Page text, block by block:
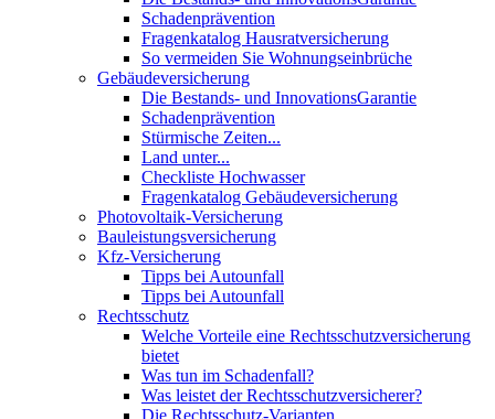
Schadenprävention
Fragenkatalog Hausratversicherung
So vermeiden Sie Wohnungseinbrüche
Gebäudeversicherung
Die Bestands- und InnovationsGarantie
Schadenprävention
Stürmische Zeiten...
Land unter...
Checkliste Hochwasser
Fragenkatalog Gebäudeversicherung
Photovoltaik-Versicherung
Bauleistungsversicherung
Kfz-Versicherung
Tipps bei Autounfall
Tipps bei Autounfall
Rechtsschutz
Welche Vorteile eine Rechtsschutzversicherung
bietet
Was tun im Schadenfall?
Was leistet der Rechtsschutzversicherer?
Die Rechtsschutz-Varianten